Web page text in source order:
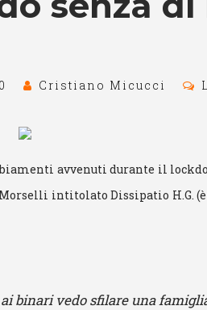
Cristiano Micucci
avvenuti durante il
intitolato Dissipatio H.G.
binari vedo sfilare una